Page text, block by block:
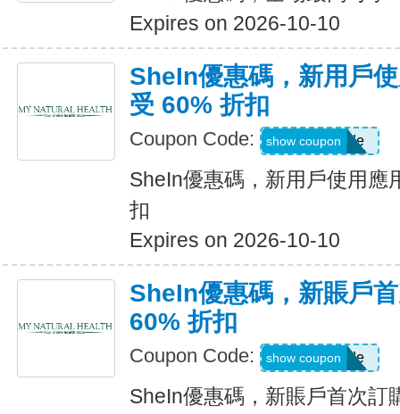
Expires on 2026-10-10
SheIn優惠碼，新用戶
受 60% 折扣
Coupon Code: Show Code
show coupon
SheIn優惠碼，新用戶使用應
扣
Expires on 2026-10-10
SheIn優惠碼，新賬戶
60% 折扣
Coupon Code: Show Code
show coupon
SheIn優惠碼，新賬戶首次訂